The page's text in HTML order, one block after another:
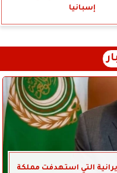
إسبانيا
التي استهدفت مملكة